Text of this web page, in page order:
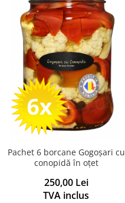
Pachet 6 borcane Gogoșari cu
conopidă în oțet
250,00 Lei
TVA inclus